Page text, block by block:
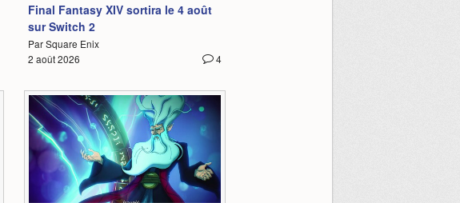
Final Fantasy XIV sortira le 4 août
sur Switch 2
Par Square Enix
4
2 août 2026
2:33